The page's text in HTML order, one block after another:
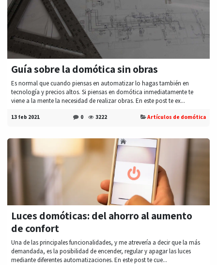
Guía sobre la domótica sin obras
Es normal que cuando piensas en automatizar lo hagas también en
tecnología y precios altos. Si piensas en domótica inmediatamente te
viene a la mente la necesidad de realizar obras. En este post te ex...
13 feb 2021 0 3222 Artículos de domótica
Luces domóticas: del ahorro al aumento
de confort
Una de las principales funcionalidades, y me atrevería a decir que la más
demandada, es la posibilidad de encender, regular y apagar las luces
mediante diferentes automatizaciones. En este post te cue...